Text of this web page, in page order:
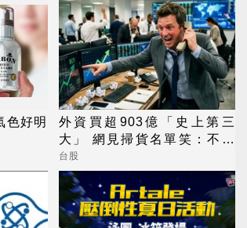
色好明
外資買超903億「史上第三
大」 網見掃貨名單笑：不懂
在幹嘛
台股